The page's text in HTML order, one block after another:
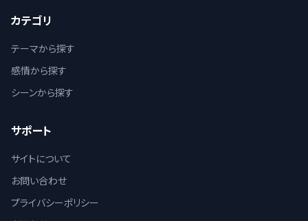
カテゴリ
テーマから探す
感情から探す
シーンから探す
サポート
サイトについて
お問い合わせ
プライバシーポリシー